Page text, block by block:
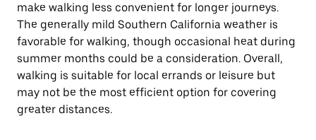
make walking less convenient for longer journeys.
The generally mild Southern California weather is
favorable for walking, though occasional heat during
summer months could be a consideration. Overall,
walking is suitable for local errands or leisure but
may not be the most efficient option for covering
greater distances.